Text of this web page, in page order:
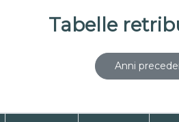
Tabelle
Anni